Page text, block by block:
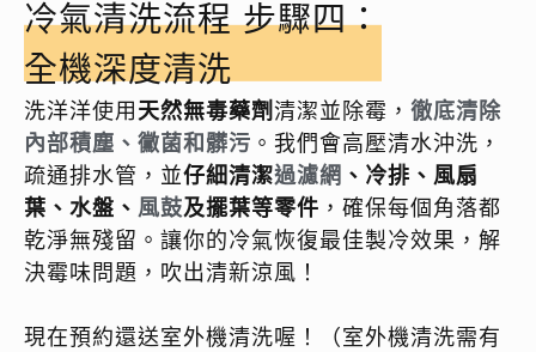
冷氣清洗流程 步驟四：
全機深度清洗
洗洋洋使用 天然無毒藥劑 清潔並除霉， 徹底清除
內部積塵、黴菌和髒污 。我們會高壓清水沖洗，
疏通排水管，並仔細清潔過濾網 、冷排、風扇
葉、水盤、 風鼓及擺葉等零件 ，確保每個角落都
乾淨無殘留。讓你的冷氣恢復最佳製冷效果，解
決霉味問題，吹出清新涼風！
現在預約還送室外機清洗喔！（室外機清洗需有